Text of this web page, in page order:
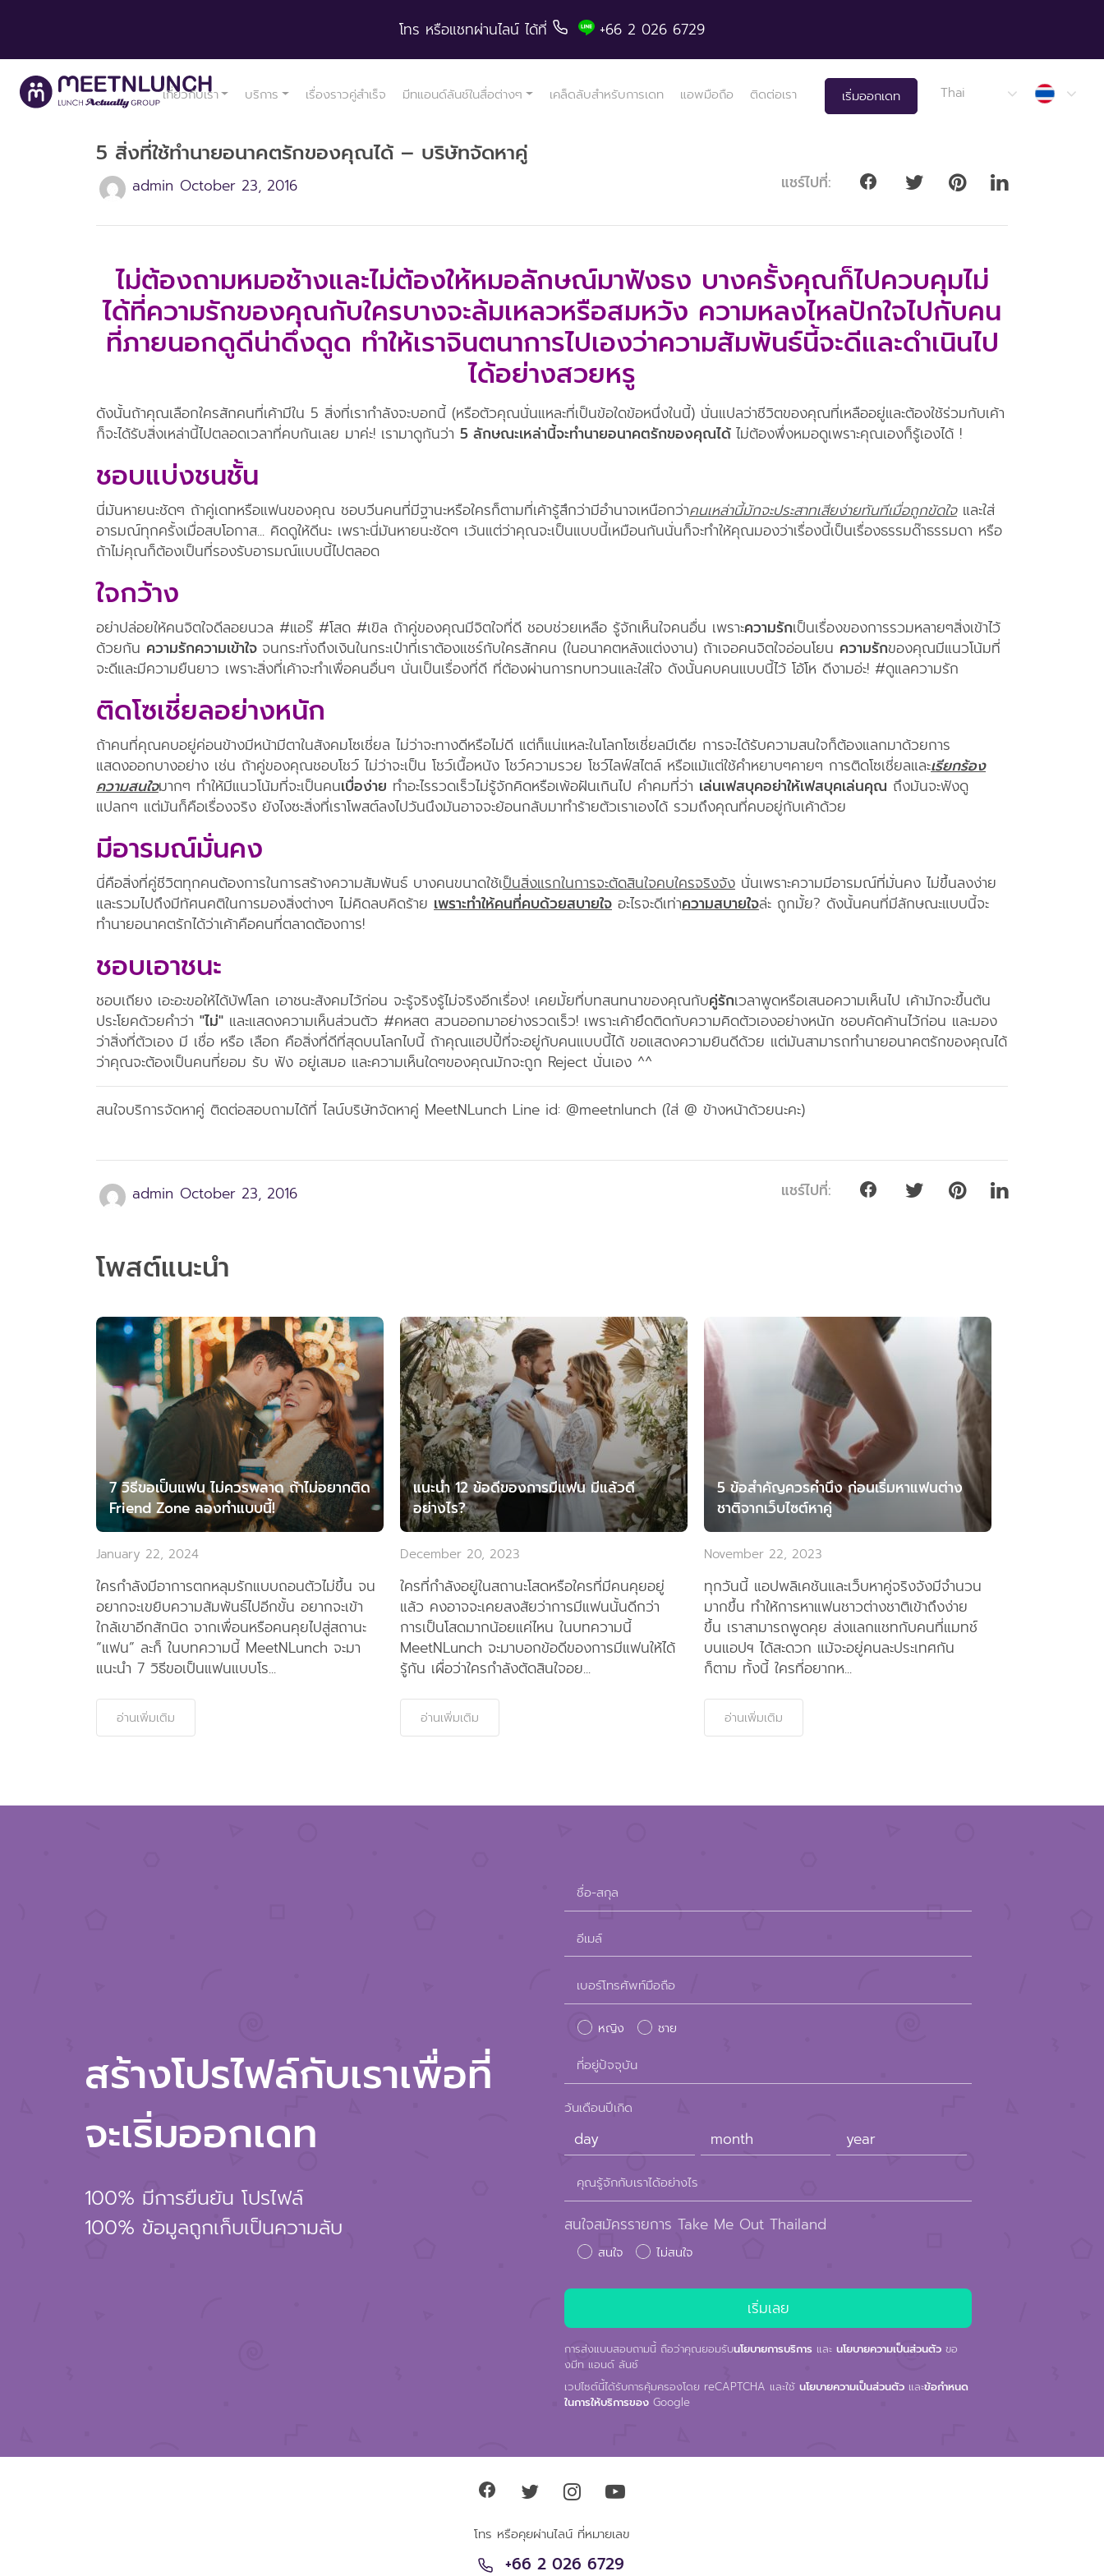
โทร หรือแชทผ่านไลน์ ได้ที่ +66 2 026 6729
เกี่ยวกับเรา บริการ เรื่องราวคู่สำเร็จ มีทแอนด์ลันช์ในสื่อต่างๆ เคล็ดลับสำหรับการเดท แอพมือถือ ติดต่อเรา เริ่มออกเดท Thai
5 สิ่งที่ใช้ทำนายอนาคตรักของคุณได้ – บริษัทจัดหาคู่
admin October 23, 2016 แชร์ไปที่:
ไม่ต้องถามหมอช้างและไม่ต้องให้หมอลักษณ์มาฟังธง บางครั้งคุณก็ไปควบคุมไม่
ได้ที่ความรักของคุณกับใครบางจะล้มเหลวหรือสมหวัง ความหลงไหลปักใจไปกับคน
ที่ภายนอกดูดีน่าดึงดูด ทำให้เราจินตนาการไปเองว่าความสัมพันธ์นี้จะดีและดำเนินไป
ได้อย่างสวยหรู
ดังนั้นถ้าคุณเลือกใครสักคนที่เค้ามีใน 5 สิ่งที่เรากำลังจะบอกนี้ (หรือตัวคุณนั่นแหละที่เป็นข้อใดข้อหนึ่งในนี้) นั่นแปลว่าชีวิตของคุณที่เหลืออยู่และต้องใช้ร่วมกับเค้า
ก็จะได้รับสิ่งเหล่านี้ไปตลอดเวลาที่คบกันเลย มาค่ะ! เรามาดูกันว่า 5 ลักษณะเหล่านี้จะทำนายอนาคตรักของคุณได้ ไม่ต้องพึ่งหมอดูเพราะคุณเองก็รู้เองได้ !
ชอบแบ่งชนชั้น
นี่มันหายนะชัดๆ ถ้าคู่เดทหรือแฟนของคุณ ชอบวีนคนที่มีฐานะหรือใครก็ตามที่เค้ารู้สึกว่ามีอำนาจเหนือกว่าคนเหล่านี้มักจะประสาทเสียง่ายทันทีเมื่อถูกขัดใจและใส่
อารมณ์ทุกครั้งเมื่อสบโอกาส... คิดดูให้ดีนะ เพราะนี่มันหายนะชัดๆ เว้นแต่ว่าคุณจะเป็นแบบนี้เหมือนกันนั่นก็จะทำให้คุณมองว่าเรื่องนี้เป็นเรื่องธรรมด๊าธรรมดา หรือ
ถ้าไม่คุณก็ต้องเป็นที่รองรับอารมณ์แบบนี้ไปตลอด
ใจกว้าง
อย่าปล่อยให้คนจิตใจดีลอยนวล #แอร๊ #โสด #เขิล ถ้าคู่ของคุณมีจิตใจที่ดี ชอบช่วยเหลือ รู้จักเห็นใจคนอื่น เพราะความรักเป็นเรื่องของการรวมหลายๆสิ่งเข้าไว้
ด้วยกัน ความรักความเข้าใจ จนกระทั่งถึงเงินในกระเป๋าที่เราต้องแชร์กับใครสักคน (ในอนาคตหลังแต่งงาน) ถ้าเจอคนจิตใจอ่อนโยน ความรักของคุณมีแนวโน้มที่
จะดีและมีความยืนยาว เพราะสิ่งที่เค้าจะทำเพื่อคนอื่นๆ นั่นเป็นเรื่องที่ดี ที่ต้องผ่านการทบทวนและใส่ใจ ดังนั้นคบคนแบบนี้ไว้ โอ้โห ดีงามอ่ะ! #ดูแลความรัก
ติดโซเชี่ยลอย่างหนัก
ถ้าคนที่คุณคบอยู่ค่อนข้างมีหน้ามีตาในสังคมโซเชี่ยล ไม่ว่าจะทางดีหรือไม่ดี แต่ก็แน่แหละในโลกโซเชี่ยลมีเดีย การจะได้รับความสนใจก็ต้องแลกมาด้วยการ
แสดงออกบางอย่าง เช่น ถ้าคู่ของคุณชอบโชว์ ไม่ว่าจะเป็น โชว์เนื้อหนัง โชว์ความรวย โชว์ไลฟ์สไตล์ หรือแม้แต่ใช้คำหยาบๆคายๆ การติดโซเชี่ยลและเรียกร้อง
ความสนใจมากๆ ทำให้มีแนวโน้มที่จะเป็นคนเบื่อง่าย ทำอะไรรวดเร็วไม่รู้จักคิดหรือเพ้อฝันเกินไป คำคมที่ว่า เล่นเฟสบุคอย่าให้เฟสบุคเล่นคุณ ถึงมันจะฟังดู
แปลกๆ แต่มันก็คือเรื่องจริง ยังไงซะสิ่งที่เราโพสต์ลงไปวันนึงมันอาจจะย้อนกลับมาทำร้ายตัวเราเองได้ รวมถึงคุณที่คบอยู่กับเค้าด้วย
มีอารมณ์มั่นคง
นี่คือสิ่งที่คู่ชีวิตทุกคนต้องการในการสร้างความสัมพันธ์ บางคนขนาดใช้เป็นสิ่งแรกในการจะตัดสินใจคบใครจริงจัง นั่นเพราะความมีอารมณ์ที่มั่นคง ไม่ขึ้นลงง่าย
และรวมไปถึงมีทัศนคติในการมองสิ่งต่างๆ ไม่คิดลบคิดร้าย เพราะทำให้คนที่คบด้วยสบายใจ อะไรจะดีเท่าความสบายใจล่ะ ถูกมั้ย? ดังนั้นคนที่มีลักษณะแบบนี้จะ
ทำนายอนาคตรักได้ว่าเค้าคือคนที่ตลาดต้องการ!
ชอบเอาชนะ
ชอบเถียง เอะอะขอให้ได้บัฟโลก เอาชนะสังคมไว้ก่อน จะรู้จริงรู้ไม่จริงอีกเรื่อง! เคยมั้ยที่บทสนทนาของคุณกับคู่รักเวลาพูดหรือเสนอความเห็นไป เค้ามักจะขึ้นต้น
ประโยคด้วยคำว่า "ไม่" และแสดงความเห็นส่วนตัว #คหสต สวนออกมาอย่างรวดเร็ว! เพราะเค้ายึดติดกับความคิดตัวเองอย่างหนัก ชอบคัดค้านไว้ก่อน และมอง
ว่าสิ่งที่ตัวเอง มี เชื่อ หรือ เลือก คือสิ่งที่ดีที่สุดบนโลกไบนี้ ถ้าคุณแฮปปี้ที่จะอยู่กับคนแบบนี้ได้ ขอแสดงความยินดีด้วย แต่มันสามารถทำนายอนาคตรักของคุณได้
ว่าคุณจะต้องเป็นคนที่ยอม รับ ฟัง อยู่เสมอ และความเห็นใดๆของคุณมักจะถูก Reject นั่นเอง ^^
สนใจบริการจัดหาคู่ ติดต่อสอบถามได้ที่ ไลน์บริษัทจัดหาคู่ MeetNLunch Line id: @meetnlunch (ใส่ @ ข้างหน้าด้วยนะคะ)
admin October 23, 2016 แชร์ไปที่:
โพสต์แนะนำ
7 วิธีขอเป็นแฟน ไม่ควรพลาด ถ้าไม่อยากติด
Friend Zone ลองทำแบบนี้!
January 22, 2024
ใครกำลังมีอาการตกหลุมรักแบบถอนตัวไม่ขึ้น จน
อยากจะเขยิบความสัมพันธ์ไปอีกขั้น อยากจะเข้า
ใกล้เขาอีกสักนิด จากเพื่อนหรือคนคุยไปสู่สถานะ
“แฟน” ละก็ ในบทความนี้ MeetNLunch จะมา
แนะนำ 7 วิธีขอเป็นแฟนแบบโร...
อ่านเพิ่มเติม
แนะนำ 12 ข้อดีของการมีแฟน มีแล้วดี
อย่างไร?
December 20, 2023
ใครที่กำลังอยู่ในสถานะโสดหรือใครที่มีคนคุยอยู่
แล้ว คงอาจจะเคยสงสัยว่าการมีแฟนนั้นดีกว่า
การเป็นโสดมากน้อยแค่ไหน ในบทความนี้
MeetNLunch จะมาบอกข้อดีของการมีแฟนให้ได้
รู้กัน เผื่อว่าใครกำลังตัดสินใจอย...
อ่านเพิ่มเติม
5 ข้อสำคัญควรคำนึง ก่อนเริ่มหาแฟนต่าง
ชาติจากเว็บไซต์หาคู่
November 22, 2023
ทุกวันนี้ แอปพลิเคชันและเว็บหาคู่จริงจังมีจำนวน
มากขึ้น ทำให้การหาแฟนชาวต่างชาติเข้าถึงง่าย
ขึ้น เราสามารถพูดคุย ส่งแลกแชทกับคนที่แมทช์
บนแอปฯ ได้สะดวก แม้จะอยู่คนละประเทศกัน
ก็ตาม ทั้งนี้ ใครที่อยากห...
อ่านเพิ่มเติม
สร้างโปรไฟล์กับเราเพื่อที่
จะเริ่มออกเดท
100% มีการยืนยัน โปรไฟล์
100% ข้อมูลถูกเก็บเป็นความลับ
ชื่อ-สกุล
อีเมล์
Please
field
empty.
เบอร์โทรศัพท์มือถือ
หญิง ชาย
ที่อยู่ปัจจุบัน
วันเดือนปีเกิด
คุณรู้จักกับเราได้อย่างไร
สนใจสมัครรายการ Take Me Out Thailand
สนใจ ไม่สนใจ
การส่งแบบสอบถามนี้ ถือว่าคุณยอมรับนโยบายการบริการ และ นโยบายความเป็นส่วนตัว ขอ
งมีท แอนด์ ลันช์
เวปไซต์นี้ได้รับการคุ้มครองโดย reCAPTCHA และใช้ นโยบายความเป็นส่วนตัว และข้อกำหนด
ในการให้บริการของ Google
โทร หรือคุยผ่านไลน์ ที่หมายเลข
+66 2 026 6729